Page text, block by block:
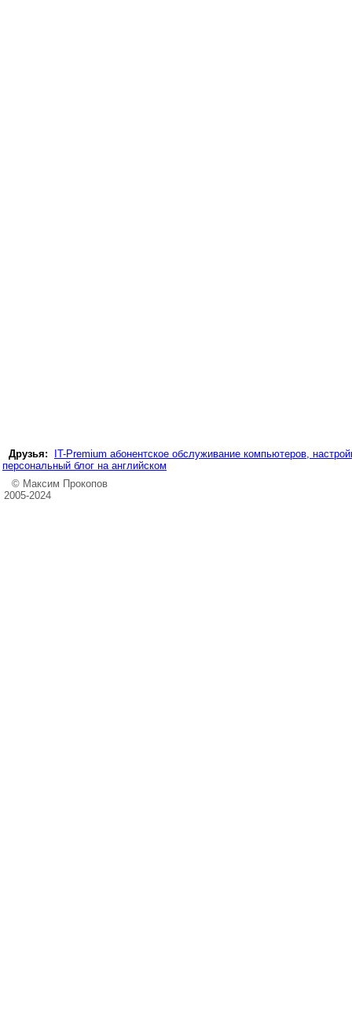
Друзья:
IT-Premium абонентское обслуживание компьютеров,
персональный блог на английском
© Максим Прокопов
2005-2024